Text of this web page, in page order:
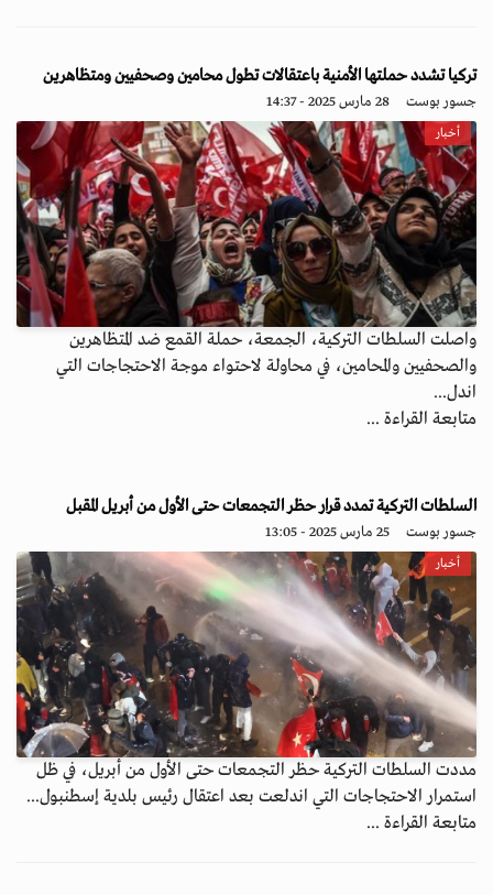
تركيا تشدد حملتها الأمنية باعتقالات تطول محامين وصحفيين ومتظاهرين
جسور بوست 28 مارس 2025 - 14:37
أخبار
واصلت السلطات التركية، الجمعة، حملة القمع ضد المتظاهرين
والصحفيين والمحامين، في محاولة لاحتواء موجة الاحتجاجات التي
اندل...
متابعة القراءة ...
السلطات التركية تمدد قرار حظر التجمعات حتى الأول من أبريل المقبل
جسور بوست 25 مارس 2025 - 13:05
أخبار
مددت السلطات التركية حظر التجمعات حتى الأول من أبريل، في ظل
استمرار الاحتجاجات التي اندلعت بعد اعتقال رئيس بلدية إسطنبول...
متابعة القراءة ...